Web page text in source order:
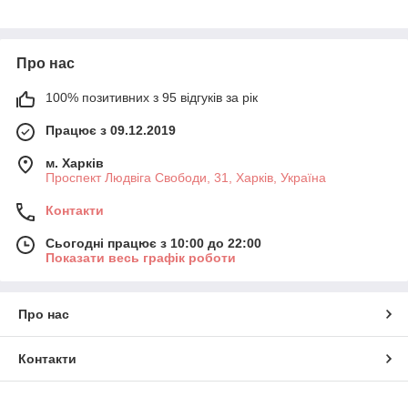
Про нас
100% позитивних з 95 відгуків за рік
Працює з 09.12.2019
м. Харків
Проспект Людвіга Свободи, 31, Харків, Україна
Контакти
Сьогодні працює з 10:00 до 22:00
Показати весь графік роботи
Про нас
Контакти